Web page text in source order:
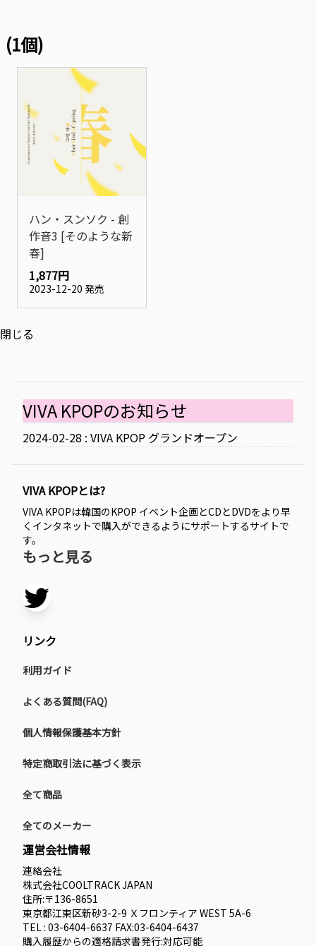
(1個)
ハン・スンソク - 創
作音3 [そのような新
春]
1,877円
2023-12-20 発売
閉じる
VIVA KPOPのお知らせ
2024-02-28 : VIVA KPOP グランドオープン
VIVA KPOPとは?
VIVA KPOPは韓国のKPOP イベント企画とCDとDVDをより早
くインタネットで購入ができるようにサポートするサイトで
す。
もっと見る
リンク
利用ガイド
よくある質問(FAQ)
個人情報保護基本方針
特定商取引法に基づく表示
全て商品
全てのメーカー
運営会社情報
連絡会社
株式会社COOLTRACK JAPAN
住所:〒136-8651
東京都江東区新砂3-2-9 Ｘフロンティア WEST 5A-6
TEL : 03-6404-6637 FAX:03-6404-6437
購入履歴からの適格請求書発行:対応可能